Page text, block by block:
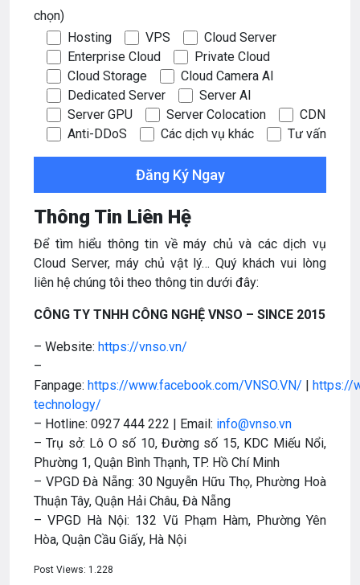
chọn)
Hosting
VPS
Cloud Server
Enterprise Cloud
Private Cloud
Cloud Storage
Cloud Camera AI
Dedicated Server
Server AI
Server GPU
Server Colocation
CDN
Anti-DDoS
Các dịch vụ khác Tư vấn
Thông Tin Liên Hệ
Để tìm hiểu thông tin về máy chủ và các dịch vụ
Cloud Server, máy chủ vật lý… Quý khách vui lòng
liên hệ chúng tôi theo thông tin dưới đây:
CÔNG TY TNHH CÔNG NGHỆ VNSO – SINCE 2015
– Website: https://vnso.vn/
–
Fanpage: https://www.facebook.com/VNSO.VN/ | https://
technology/
– Hotline: 0927 444 222 | Email: info@vnso.vn
– Trụ sở: Lô O số 10, Đường số 15, KDC Miếu Nổi,
Phường 1, Quận Bình Thạnh, TP. Hồ Chí Minh
– VPGD Đà Nẵng: 30 Nguyễn Hữu Thọ, Phường Hoà
Thuận Tây, Quận Hải Châu, Đà Nẵng
– VPGD Hà Nội: 132 Vũ Phạm Hàm, Phường Yên
Hòa, Quận Cầu Giấy, Hà Nội
Post Views: 1.228